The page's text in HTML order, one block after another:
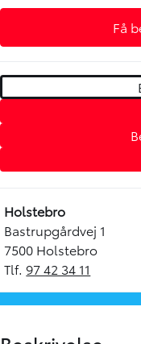
Få
Holstebro
Bastrupgårdvej 1
7500 Holstebro
Tlf.97 42 34 11